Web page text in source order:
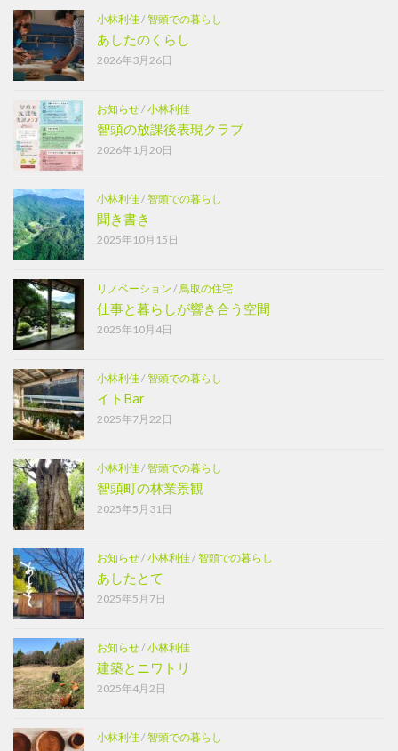
小林利佳/智頭での暮らし
あしたのくらし
2026年3月26日
お知らせ/小林利佳
智頭の放課後表現クラブ
2026年1月20日
小林利佳/智頭での暮らし
聞き書き
2025年10月15日
リノベーション / 鳥取の住宅
仕事と暮らしが響き合う空間
2025年10月4日
小林利佳/智頭での暮らし
イトBar
2025年7月22日
小林利佳/智頭での暮らし
智頭町の林業景観
2025年5月31日
お知らせ/小林利佳/智頭での暮らし
あしたとて
2025年5月7日
お知らせ/小林利佳
建築とニワトリ
2025年4月2日
小林利佳/智頭での暮らし